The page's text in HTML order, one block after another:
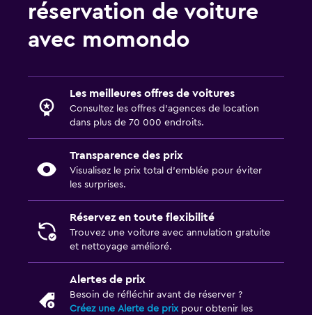
réservation de voiture
avec momondo
Les meilleures offres de voitures
Consultez les offres d’agences de location
dans plus de 70 000 endroits.
Transparence des prix
Visualisez le prix total d’emblée pour éviter
les surprises.
Réservez en toute flexibilité
Trouvez une voiture avec annulation gratuite
et nettoyage amélioré.
Alertes de prix
Besoin de réfléchir avant de réserver ?
Créez une Alerte de prixpour obtenir les